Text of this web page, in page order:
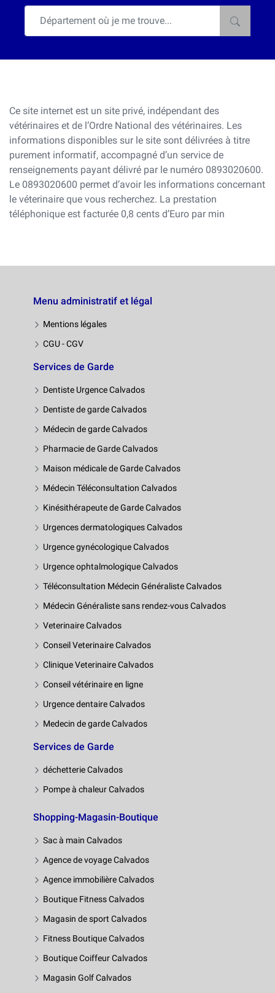
Ce site internet est un site privé, indépendant des
vétérinaires et de l’Ordre National des vétérinaires. Les
informations disponibles sur le site sont délivrées à titre
purement informatif, accompagné d’un service de
renseignements payant délivré par le numéro 0893020600.
Le 0893020600 permet d’avoir les informations concernant
le véterinaire que vous recherchez. La prestation
téléphonique est facturée 0,8 cents d’Euro par min
Menu administratif et légal
Mentions légales
CGU - CGV
Services de Garde
Dentiste Urgence Calvados
Dentiste de garde Calvados
Médecin de garde Calvados
Pharmacie de Garde Calvados
Maison médicale de Garde Calvados
Médecin Téléconsultation Calvados
Kinésithérapeute de Garde Calvados
Urgences dermatologiques Calvados
Urgence gynécologique Calvados
Urgence ophtalmologique Calvados
Téléconsultation Médecin Généraliste Calvados
Médecin Généraliste sans rendez-vous Calvados
Veterinaire Calvados
Conseil Veterinaire Calvados
Clinique Veterinaire Calvados
Conseil vétérinaire en ligne
Urgence dentaire Calvados
Medecin de garde Calvados
Services de Garde
déchetterie Calvados
Pompe à chaleur Calvados
Shopping-Magasin-Boutique
Sac à main Calvados
Agence de voyage Calvados
Agence immobilière Calvados
Boutique Fitness Calvados
Magasin de sport Calvados
Fitness Boutique Calvados
Boutique Coiffeur Calvados
Magasin Golf Calvados